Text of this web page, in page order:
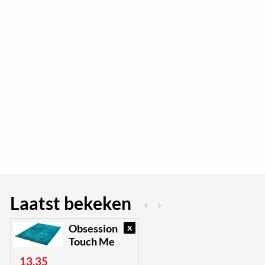
Laatst bekeken
x
Obsession
Touch Me
13,35